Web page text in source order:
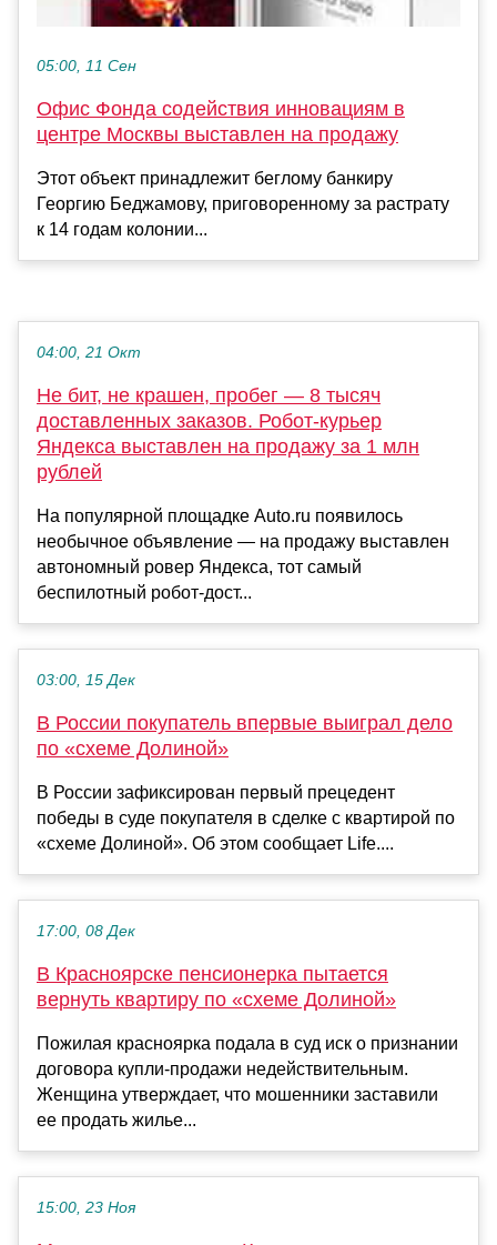
05:00, 11 Сен
Офис Фонда содействия инновациям в
центре Москвы выставлен на продажу
Этот объект принадлежит беглому банкиру
Георгию Беджамову, приговоренному за растрату
к 14 годам колонии...
04:00, 21 Окт
Не бит, не крашен, пробег — 8 тысяч
доставленных заказов. Робот-курьер
Яндекса выставлен на продажу за 1 млн
рублей
На популярной площадке Auto.ru появилось
необычное объявление — на продажу выставлен
автономный ровер Яндекса, тот самый
беспилотный робот-дост...
03:00, 15 Дек
В России покупатель впервые выиграл дело
по «схеме Долиной»
В России зафиксирован первый прецедент
победы в суде покупателя в сделке с квартирой по
«схеме Долиной». Об этом сообщает Life....
17:00, 08 Дек
В Красноярске пенсионерка пытается
вернуть квартиру по «схеме Долиной»
Пожилая красноярка подала в суд иск о признании
договора купли-продажи недействительным.
Женщина утверждает, что мошенники заставили
ее продать жилье...
15:00, 23 Ноя